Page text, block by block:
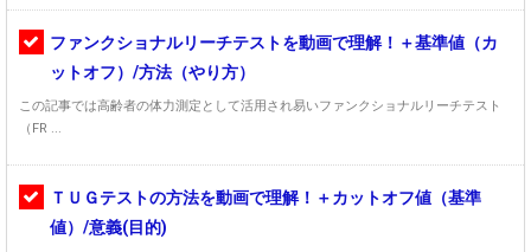
ファンクショナルリーチテストを動画で理解！＋基準値（カ
ットオフ）/方法（やり方）
この記事では高齢者の体力測定として活用され易いファンクショナルリーチテスト
（FR ...
ＴＵＧテストの方法を動画で理解！＋カットオフ値（基準
値）/意義(目的)